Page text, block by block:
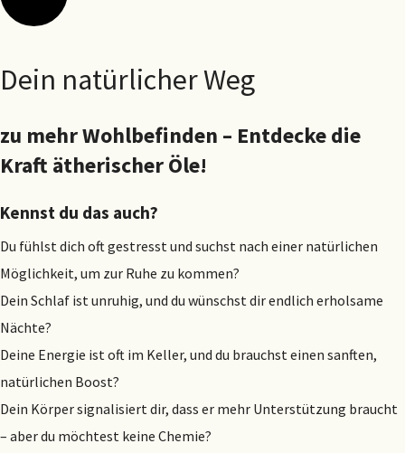
Dein natürlicher Weg
zu mehr Wohlbefinden – Entdecke die
Kraft ätherischer Öle!
Kennst du das auch?
Du fühlst dich oft gestresst und suchst nach einer natürlichen
Möglichkeit, um zur Ruhe zu kommen?
Dein Schlaf ist unruhig, und du wünschst dir endlich erholsame
Nächte?
Deine Energie ist oft im Keller, und du brauchst einen sanften,
natürlichen Boost?
Dein Körper signalisiert dir, dass er mehr Unterstützung braucht
– aber du möchtest keine Chemie?